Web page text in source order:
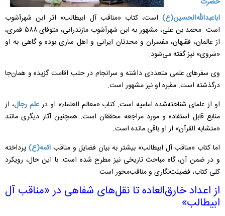
اباعبدالله‌الحسین(ع) است، کتاب «مناقب آل ابیطالب» اثر ابن شهرآشوب
است. محمد بن علی، مشهور به ابن شهرآشوب مازندرانی، متوفای ۵۸۸ قمری،
از عالمان، فقیهان، مفسران و محدثان ایرانی و اهل ساری بوده و گاهی به او
«سَروی» نیز گفته می‌شود.
وی سفرهای علمی متعددی داشته و سرانجام در حلب اقامت گزیده و همان‌جا
درگذشته است. مقبره او نیز مشهور است.
او از علمای شناخته‌شده امامیه است. کتاب «معالم العلماء» او درعلم رجال، از
منابع قابل استفاده و مورد مراجعه محققان است. همچنین آثار دیگری مانند
«متشابه القرآن» از او باقی مانده است.
اما کتاب «مناقب آل ابیطالب» بیشتر به بیان فضایل و مناقبائمه(ع) پرداخته
و در ضمن آن، گاه مباحث تاریخی نیز مطرح شده است. با این حال، رویکرد
کلی کتاب، فضیلت‌نگاری و مناقب‌محور است.
از اعداد خارق‌العاده تا نقل‌های شفاهی در «مناقب آل‌
ابیطالب»